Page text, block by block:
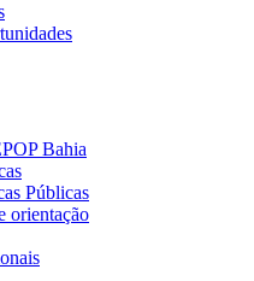
Bahia
Públicas
orientação